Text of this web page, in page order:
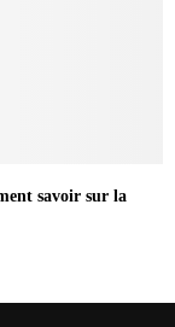
savoir sur la